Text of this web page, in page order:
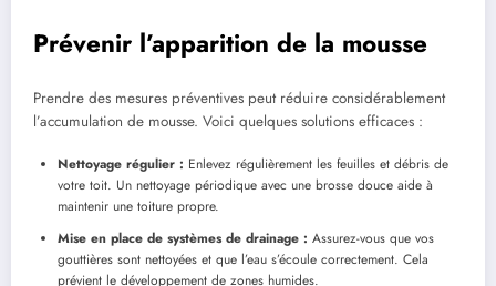
Prévenir l’apparition de la mousse
Prendre des mesures préventives peut réduire considérablement
l’accumulation de mousse. Voici quelques solutions efficaces :
Nettoyage régulier : Enlevez régulièrement les feuilles et débris de
votre toit. Un nettoyage périodique avec une brosse douce aide à
maintenir une toiture propre.
Mise en place de systèmes de drainage : Assurez-vous que vos
gouttières sont nettoyées et que l’eau s’écoule correctement. Cela
prévient le développement de zones humides.